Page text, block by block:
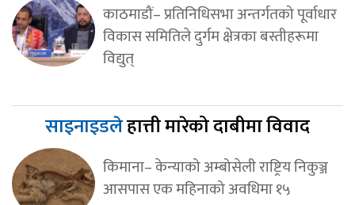
काठमाडौं– प्रतिनिधिसभा अन्तर्गतको पूर्वाधार
विकास समितिले दुर्गम क्षेत्रका बस्तीहरूमा
विद्युत्
साइनाइडलेहात्ती मारेको दाबीमा विवाद
किमाना– केन्याको अम्बोसेली राष्ट्रिय निकुञ्ज
आसपास एक महिनाको अवधिमा १५